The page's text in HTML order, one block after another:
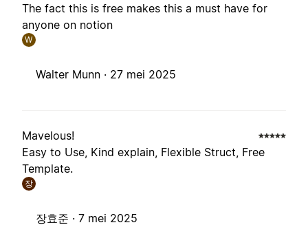
The fact this is free makes this a must have for
anyone on notion
W
Walter Munn · 27 mei 2025
Mavelous!
Easy to Use, Kind explain, Flexible Struct, Free
Template.
장
장효준 · 7 mei 2025